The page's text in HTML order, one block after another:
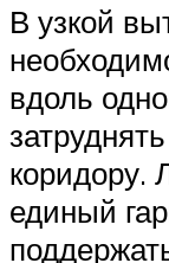
В узкой
вдоль
коридору.
единый